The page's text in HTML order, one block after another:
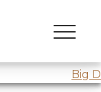
Big D